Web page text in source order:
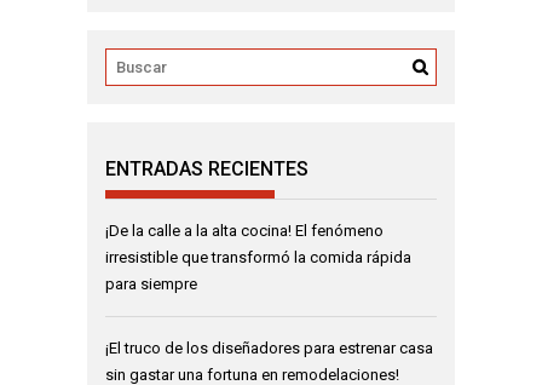
ENTRADAS RECIENTES
¡De la calle a la alta cocina! El fenómeno
irresistible que transformó la comida rápida
para siempre
¡El truco de los diseñadores para estrenar casa
sin gastar una fortuna en remodelaciones!